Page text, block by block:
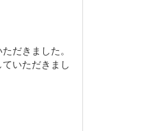
だきました。
いただきまし